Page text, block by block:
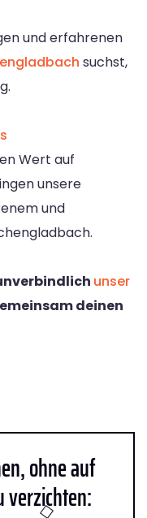
und erfahrenen
suchst,
Wert auf
unsere
und
unser
deinen
ohne auf
verzichten: